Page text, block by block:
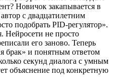
Новичок закапывается в
с двадцатилетним
подобрать PID-регулятор».
Нейросети не просто
его заново. Теперь
брак» и понятным ответом
секунд диалога с умным
объяснение под конкретную